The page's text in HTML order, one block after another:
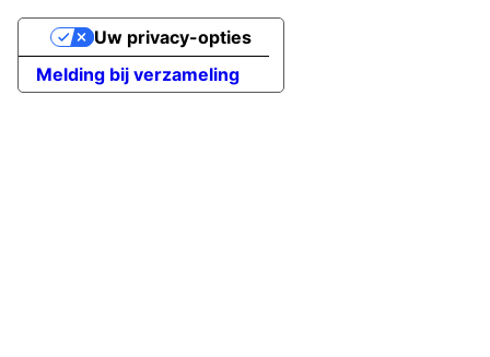
Melding bij verzameling
Uw privacy-opties